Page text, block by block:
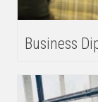
Business